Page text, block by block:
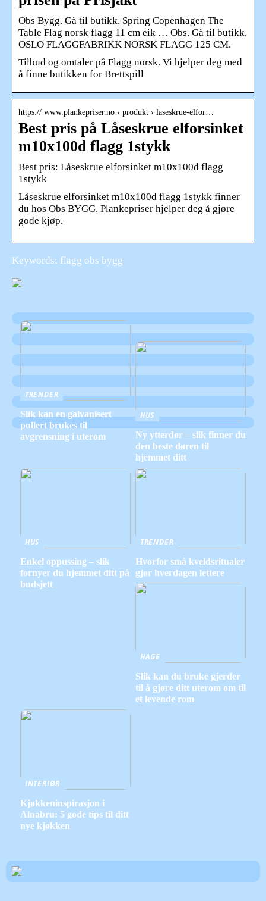
Obs Bygg. Gå til butikk. Spring Copenhagen The
Table Flag norsk flagg 11 cm eik … Obs. Gå til butikk.
OSLO FLAGGFABRIKK NORSK FLAGG 125 CM.
Tilbud og omtaler på Flagg norsk. Vi hjelper deg med
å finne butikken for Brettspill
https:// www.plankepriser.no › produkt › laseskrue-elfor…
Best pris på Låseskrue elforsinket
m10x100d flagg 1stykk
Best pris: Låseskrue elforsinket m10x100d flagg
1stykk
Låseskrue elforsinket m10x100d flagg 1stykk finner
du hos Obs BYGG. Plankepriser hjelper deg å gjøre
gode kjøp.
Keywords: flagg obs bygg
TRENDER
Slik kan en galvanisert
pullert brukes til
avgrensning i uterom
HUS
Ny ytterdør – slik finner du
den beste døren til
hjemmet ditt
HUS
Enkel oppussing – slik
fornyer du hjemmet ditt på
budsjett
TRENDER
Hvorfor små kveldsritualer
gjør hverdagen lettere
HAGE
Slik kan du bruke gjerder
til å gjøre ditt uterom om til
et levende rom
INTERIØR
Kjøkkeninspirasjon i
Alnabru: 5 gode tips til ditt
nye kjøkken